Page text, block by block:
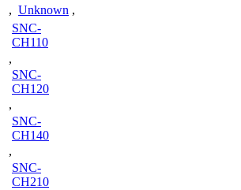
, Unknown ,
SNC-
CH110
,
SNC-
CH120
,
SNC-
CH140
,
SNC-
CH210